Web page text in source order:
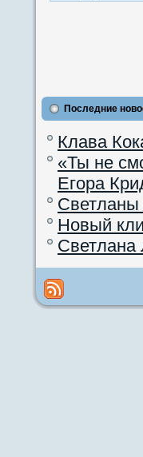
Последние
Клава
«Ты не
Егора
Светланы
Новый
Светлана